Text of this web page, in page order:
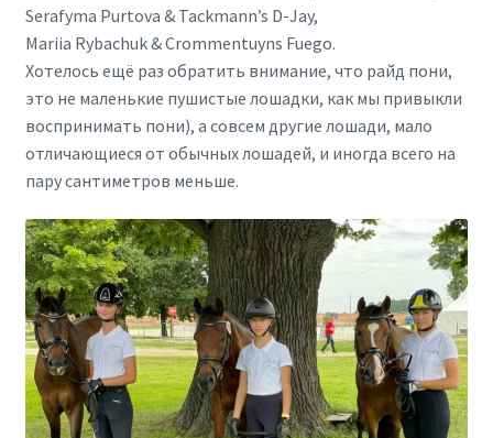
Serafyma Purtova & Tackmann’s D-Jay,
Mariia Rybachuk & Crommentuyns Fuego.
Хотелось ещё раз обратить внимание, что райд пони,
это не маленькие пушистые лошадки, как мы привыкли
воспринимать пони), а совсем другие лошади, мало
отличающиеся от обычных лошадей, и иногда всего на
пару сантиметров меньше.